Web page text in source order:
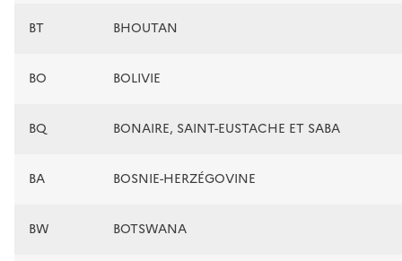
BT BHOUTAN
BO BOLIVIE
BQ BONAIRE, SAINT-EUSTACHE ET SABA
BA BOSNIE-HERZÉGOVINE
BW BOTSWANA